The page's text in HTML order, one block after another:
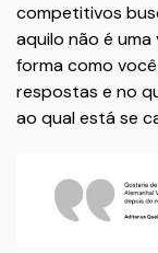
competitivos
aquilo não é
forma como
respostas e no
ao qual está se